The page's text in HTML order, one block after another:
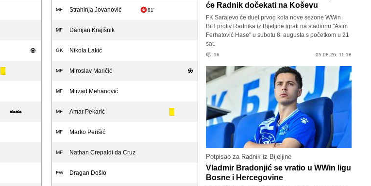
MF Strahinja Jovanović 81'
MF Damjan Krajišnik
GK Nikola Lakić
MF Miroslav Maričić
MF Mirzad Mehanović
MF Amar Pekarić
MF Marko Perišić
MF Nathan Crepaldi da Cruz
FW Dragan Došlo
će Radnik dočekati na Koševu
FK Sarajevo će duel prvog kola nove sezone WWin
BiH protiv Radnika iz Bijeljine igrati na stadionu "Asim
Ferhatović Hase" u subotu 8. augusta s početkom u 21
sat.
16 05.08.26. 11:18
Potpisao za Radnik iz Bijeljine
Vladmir Bradonjić se vratio u WWin ligu
Bosne i Hercegovine